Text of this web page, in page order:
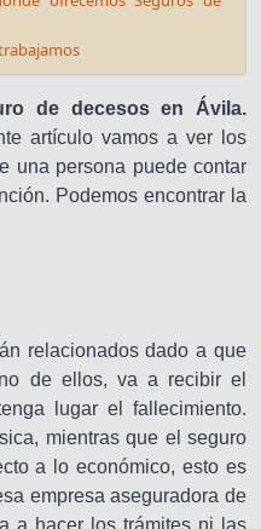
de decesos en Ávila.
artículo vamos a ver los
una persona puede contar
Podemos encontrar la
relacionados dado a que
de ellos, va a recibir el
lugar el fallecimiento.
mientras que el seguro
a lo económico, esto es
empresa aseguradora de
a hacer los trámites ni las